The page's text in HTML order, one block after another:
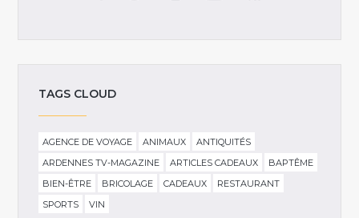
TAGS CLOUD
AGENCE DE VOYAGE ANIMAUX
ANTIQUITÉS
ARDENNES TV-MAGAZINE
ARTICLES CADEAUX
BAPTÊME
BIEN-ÊTRE
BRICOLAGE CADEAUX
RESTAURANT
SPORTS
VIN